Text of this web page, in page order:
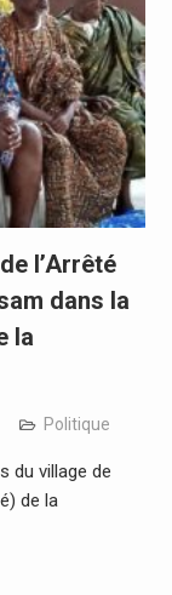
l’Arrêté
dans la
la
Politique
du village de
de la